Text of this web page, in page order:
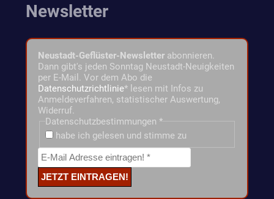
Newsletter
Neustadt-Geflüster-Newsletter abonnieren.
Dann gibt's jeden Sonntag Neustadt-Neuigkeiten
per E-Mail. Vor dem Abo die
Datenschutzrichtlinie* lesen mit Infos zu
Anmeldeverfahren, statistischer Auswertung,
Widerruf.
Datenschutzbestimmungen *
habe ich gelesen und stimme zu